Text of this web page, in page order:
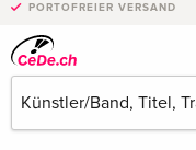
PORTOFREIER VERSAND